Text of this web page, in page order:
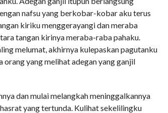
nafsu yang berkobar-kobar aku terus
kiriku menggerayangi dan meraba
tangan kirinya meraba-raba pahaku.
melumat, akhirnya kulepaskan pagutanku
yang melihat adegan yang ganjil
dan mulai melangkah meninggalkannya
yang tertunda. Kulihat sekelilingku